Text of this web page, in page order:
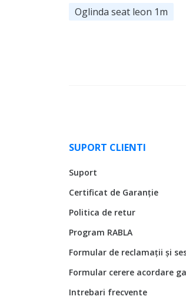
Oglinda seat leon 1m
SUPORT CLIENTI
Suport
Certificat de Garanție
Politica de retur
Program RABLA
Formular de reclamații și
Formular cerere acordare
Intrebari frecvente